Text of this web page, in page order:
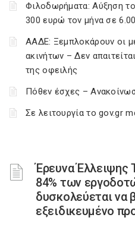
Φιλοδωρήματα: Αύξηση
300 ευρώ τον μήνα σε
ΑΑΔΕ: Ξεμπλοκάρουν οι
ακινήτων – Δεν
της οφειλής
Πόθεν έσχες –
Σε λειτουργία το gov.gr
Έρευνα Έλλειψης
84% των
δυσκολεύεται να
εξειδικευμένο